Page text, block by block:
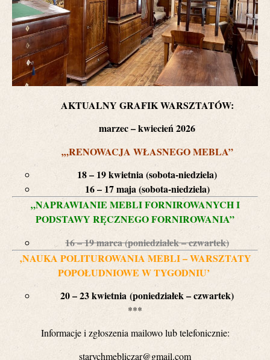
AKTUALNY GRAFIK WARSZTATÓW:
marzec – kwiecień 2026
‚„RENOWACJA WŁASNEGO MEBLA”
18 – 19 kwietnia (sobota-niedziela)
16 – 17 maja (sobota-niedziela)
„NAPRAWIANIE MEBLI FORNIROWANYCH I
PODSTAWY RĘCZNEGO FORNIROWANIA”
16 – 19 marca (poniedziałek – czwartek)
‚NAUKA POLITUROWANIA MEBLI – WARSZTATY
POPOŁUDNIOWE W TYGODNIU’
20 – 23 kwietnia (poniedziałek – czwartek)
***
Informacje i zgłoszenia mailowo lub telefonicznie:
starychmebliczar@gmail.com